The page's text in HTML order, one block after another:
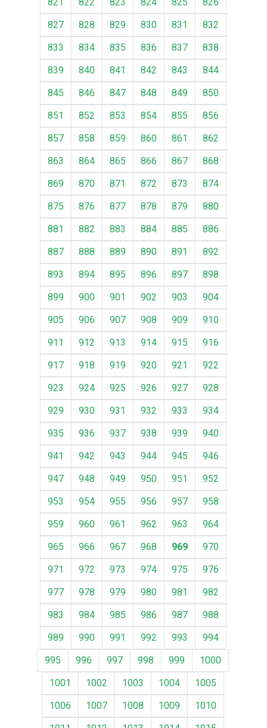
827
828 829 830 831
832
833
834 835 836 837
838
839
840 841 842 843
844
845
846 847 848 849
850
851
852 853 854 855
856
857
858 859 860 861
862
863
864 865 866 867
868
869
870 871 872 873
874
875
876 877 878 879
880
881
882 883 884 885
886
887
888 889 890 891
892
893
894 895 896 897
898
899
900 901 902 903
904
905
906 907 908 909
910
911
912 913 914 915
916
917
918 919 920 921
922
923
924 925 926 927
928
929
930 931 932 933
934
935
936 937 938 939
940
941
942 943 944 945
946
947
948 949 950 951
952
953
954 955 956 957
958
959
960 961 962 963
964
965
966 967 968 969
970
971
972 973 974 975
976
977
978 979 980 981
982
983
984 985 986 987
988
989
990 991 992 993
994
995
996 997 998 999
1000
1001
1002 1003 1004
1005
1006
1007 1008 1009
1010